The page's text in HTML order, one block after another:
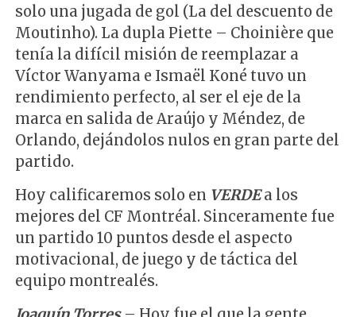
solo una jugada de gol (La del descuento de
Moutinho). La dupla Piette – Choinière que
tenía la difícil misión de reemplazar a
Víctor Wanyama e Ismaël Koné tuvo un
rendimiento perfecto, al ser el eje de la
marca en salida de Araújo y Méndez, de
Orlando, dejándolos nulos en gran parte del
partido.
Hoy calificaremos solo en VERDEa los
mejores del CF Montréal. Sinceramente fue
un partido 10 puntos desde el aspecto
motivacional, de juego y de táctica del
equipo montrealés.